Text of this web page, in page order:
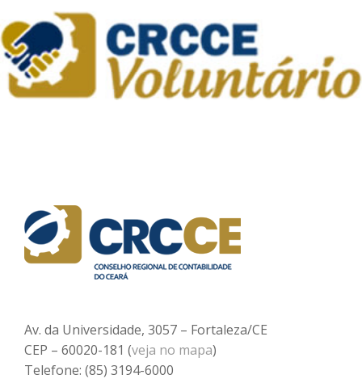
Av. da Universidade, 3057 – Fortaleza/CE
CEP – 60020-181 (veja no mapa)
Telefone: (85) 3194-6000